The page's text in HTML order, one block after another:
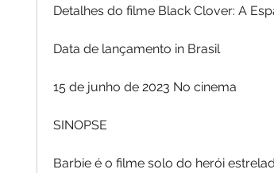
Detalhes do filme Black Clover: A
Data de lançamento in Brasil
15 de junho de 2023 No cinema
SINOPSE
Barbie é o filme solo do herói